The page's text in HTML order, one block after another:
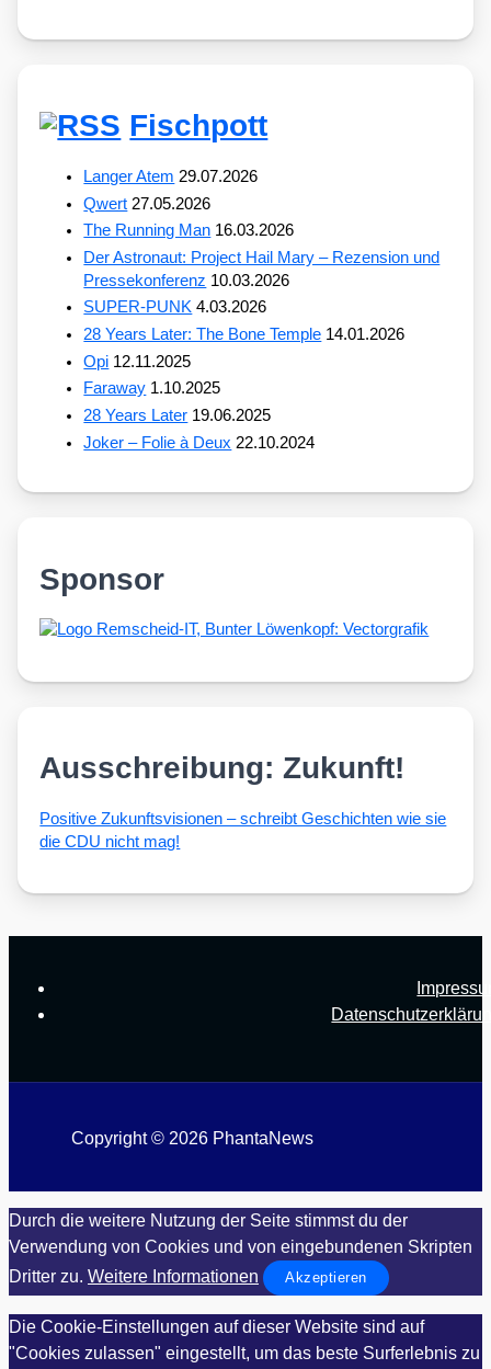
Fischpott
Langer Atem 29.07.2026
Qwert 27.05.2026
The Running Man 16.03.2026
Der Astronaut: Project Hail Mary – Rezension und
Pressekonferenz 10.03.2026
SUPER-PUNK 4.03.2026
28 Years Later: The Bone Temple 14.01.2026
Opi 12.11.2025
Faraway 1.10.2025
28 Years Later 19.06.2025
Joker – Folie à Deux 22.10.2024
Sponsor
Ausschreibung: Zukunft!
Posi­ti­ve Zukunfts­vi­sio­nen – schreibt Geschich­ten wie sie
die CDU nicht mag!
Copyright © 2026 PhantaNews
Durch die weitere Nutzung der Seite stimmst du der
Verwendung von Cookies und von eingebundenen Skripten
Dritter zu. Weitere Informationen Akzeptieren
Die Cookie-Einstellungen auf dieser Website sind auf
"Cookies zulassen" eingestellt, um das beste Surferlebnis zu